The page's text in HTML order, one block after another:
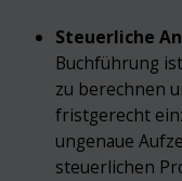
Steuerliche
Buchführung
zu berechnen
fristgerecht
ungenaue
steuerlichen